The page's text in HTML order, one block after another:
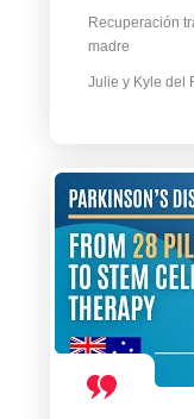
Recuperación
madre
Julie y Kyle del